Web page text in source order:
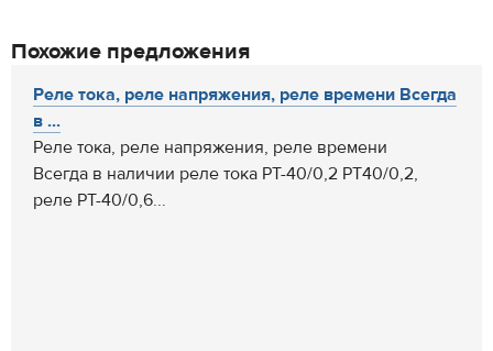
Похожие предложения
Реле тока, реле напряжения, реле времени Всегда
в ...
Реле тока, реле напряжения, реле времени
Всегда в наличии реле тока РТ-40/0,2 РТ40/0,2,
реле РТ-40/0,6...